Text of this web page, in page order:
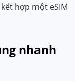
hợp một eSIM
nhanh